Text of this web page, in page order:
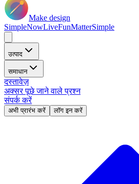
Make design
SimpleNowLiveFunMatterSimple
उत्पाद
समाधान
दस्तावेज़
अक्सर पूछे जाने वाले प्रश्न
संपर्क करें
अभी प्रारंभ करें लॉग इन करें